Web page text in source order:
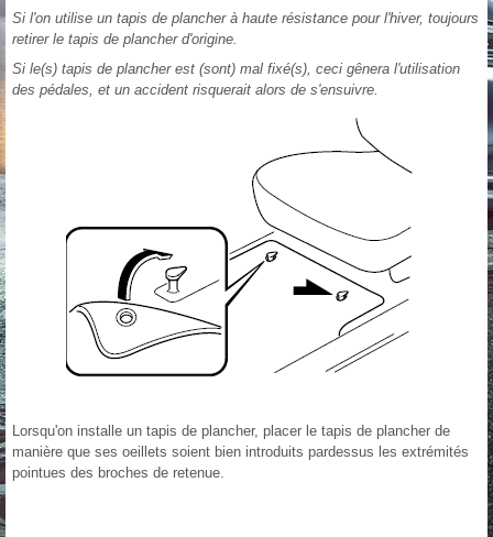
Si l'on utilise un tapis de plancher à haute résistance pour l'hiver, toujours
retirer le tapis de plancher d'origine.
Si le(s) tapis de plancher est (sont) mal fixé(s), ceci gênera l'utilisation
des pédales, et un accident risquerait alors de s'ensuivre.
Lorsqu'on installe un tapis de plancher, placer le tapis de plancher de
manière que ses oeillets soient bien introduits pardessus les extrémités
pointues des broches de retenue.